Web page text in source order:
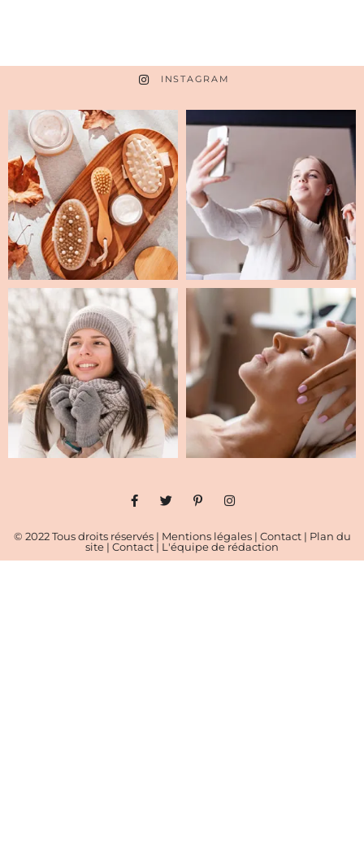
INSTAGRAM
© 2022 Tous droits réservés | Mentions légales| Contact| Plan du
site | Contact | L'équipe de rédaction